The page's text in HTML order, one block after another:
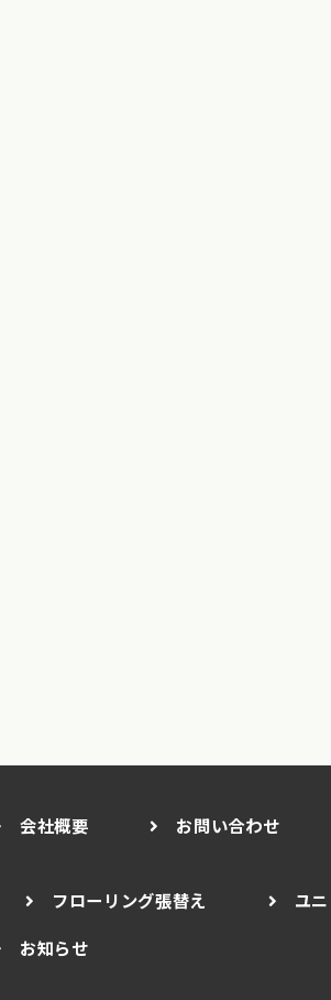
会社概要 お問い合わせ
フローリング張替え ユ
お知らせ